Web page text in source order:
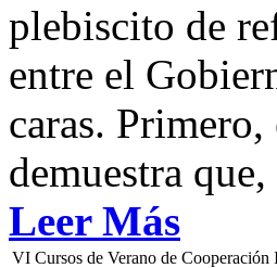
plebiscito de
entre el
caras.
demuestra
Leer Más
VI Cursos de Verano de